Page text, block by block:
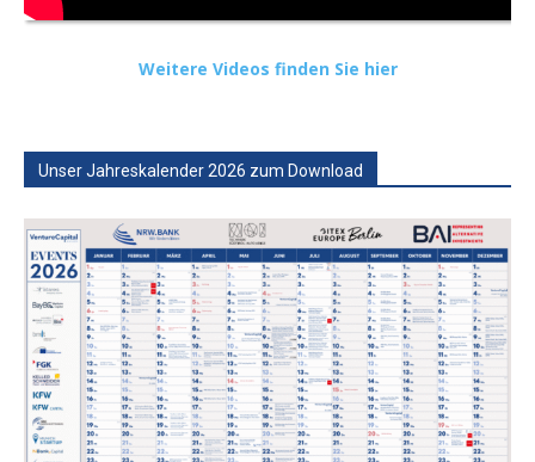
Weitere Videos finden Sie hier
Unser Jahreskalender 2026 zum Download